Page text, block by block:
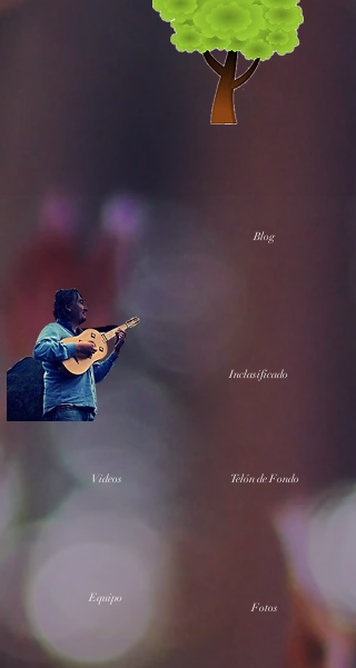
Videos
Equipo
Blog
Inclasificado
Telón de Fondo
Fotos